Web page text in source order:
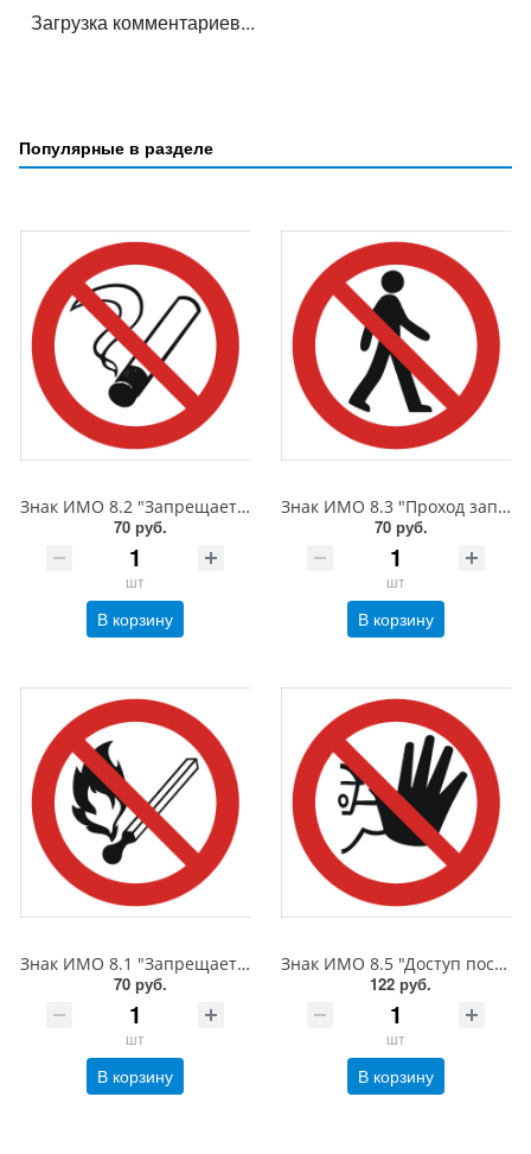
Загрузка комментариев...
Популярные в разделе
Знак ИМО 8.2 "Запрещается курить", 150x150 мм, фотолюм, пленка
70 руб.
шт
В корзину
Знак ИМО 8.3 "Проход запрещен", 150x150 мм, фотолюм, пленка
70 руб.
шт
В корзину
Знак ИМО 8.1 "Запрещается пользоваться открытым огнем", 150x150 мм, фотолюм, пленка
70 руб.
шт
В корзину
Знак ИМО 8.5 "Доступ посторонним запрещен", 200x200 мм, фотолюм, пленка
122 руб.
шт
В корзину